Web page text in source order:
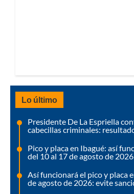
Lo último
Presidente De La Espriella
cabecillas criminales:
Pico y placa en Ibagué: así
del 10 al 17 de agosto de 2026
Así funcionará el pico y placa
de agosto de 2026: evite